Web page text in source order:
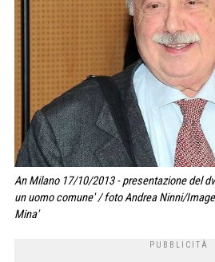
An Milano 17/10/2013 - presentazione del
un uomo comune' / foto Andrea Ninni/
Mina'